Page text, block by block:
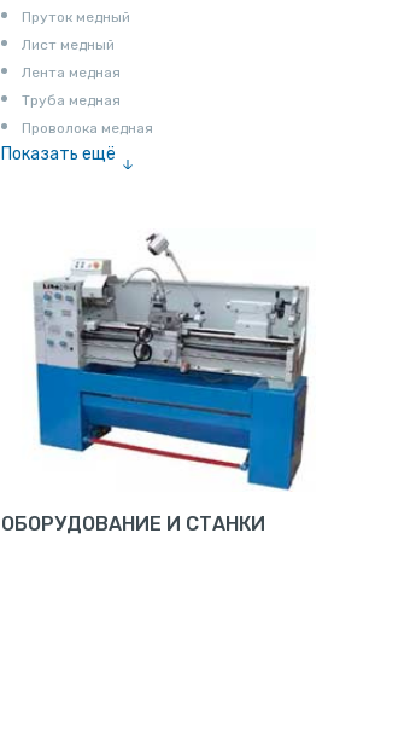
Пруток медный
Лист медный
Лента медная
Труба медная
Проволока медная
Показать ещё
ОБОРУДОВАНИЕ И СТАНКИ